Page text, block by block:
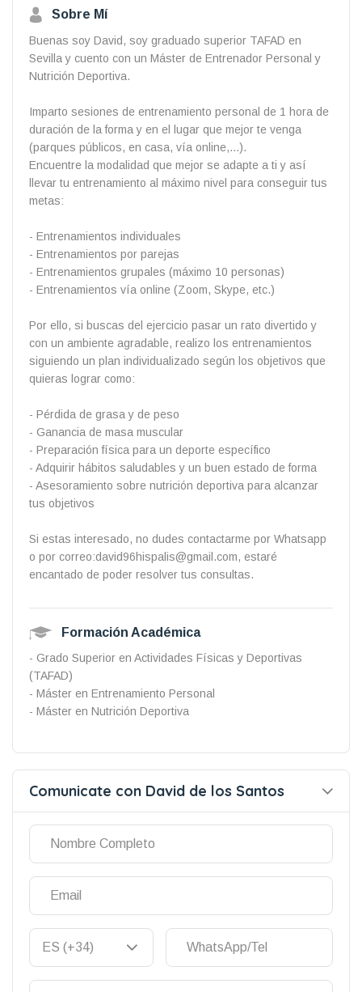
Sobre Mí
Buenas soy David, soy graduado superior TAFAD en
Sevilla y cuento con un Máster de Entrenador Personal y
Nutrición Deportiva.
Imparto sesiones de entrenamiento personal de 1 hora de
duración de la forma y en el lugar que mejor te venga
(parques públicos, en casa, vía online,...).
Encuentre la modalidad que mejor se adapte a ti y así
llevar tu entrenamiento al máximo nivel para conseguir tus
metas:
- Entrenamientos individuales
- Entrenamientos por parejas
- Entrenamientos grupales (máximo 10 personas)
- Entrenamientos vía online (Zoom, Skype, etc.)
Por ello, si buscas del ejercicio pasar un rato divertido y
con un ambiente agradable, realizo los entrenamientos
siguiendo un plan individualizado según los objetivos que
quieras lograr como:
- Pérdida de grasa y de peso
- Ganancia de masa muscular
- Preparación física para un deporte específico
- Adquirir hábitos saludables y un buen estado de forma
- Asesoramiento sobre nutrición deportiva para alcanzar
tus objetivos
Si estas interesado, no dudes contactarme por Whatsapp
o por correo:david96hispalis@gmail.com, estaré
encantado de poder resolver tus consultas.
Formación Académica
- Grado Superior en Actividades Físicas y Deportivas
(TAFAD)
- Máster en Entrenamiento Personal
- Máster en Nutrición Deportiva
Comunicate con David de los Santos